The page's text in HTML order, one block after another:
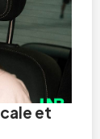
et